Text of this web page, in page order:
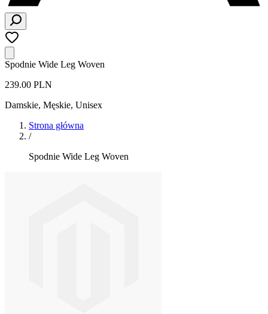
Spodnie Wide Leg Woven
239.00 PLN
Damskie, Męskie, Unisex
Strona główna
/
Spodnie Wide Leg Woven